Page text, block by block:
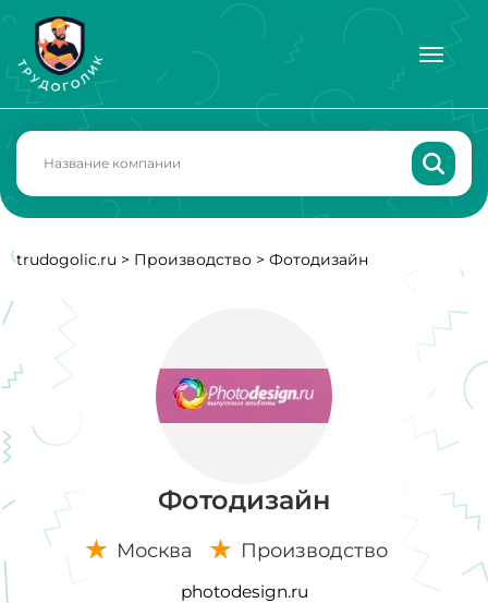
trudogolic.ru > Производство > Фотодизайн
Фотодизайн
Москва Производство
photodesign.ru